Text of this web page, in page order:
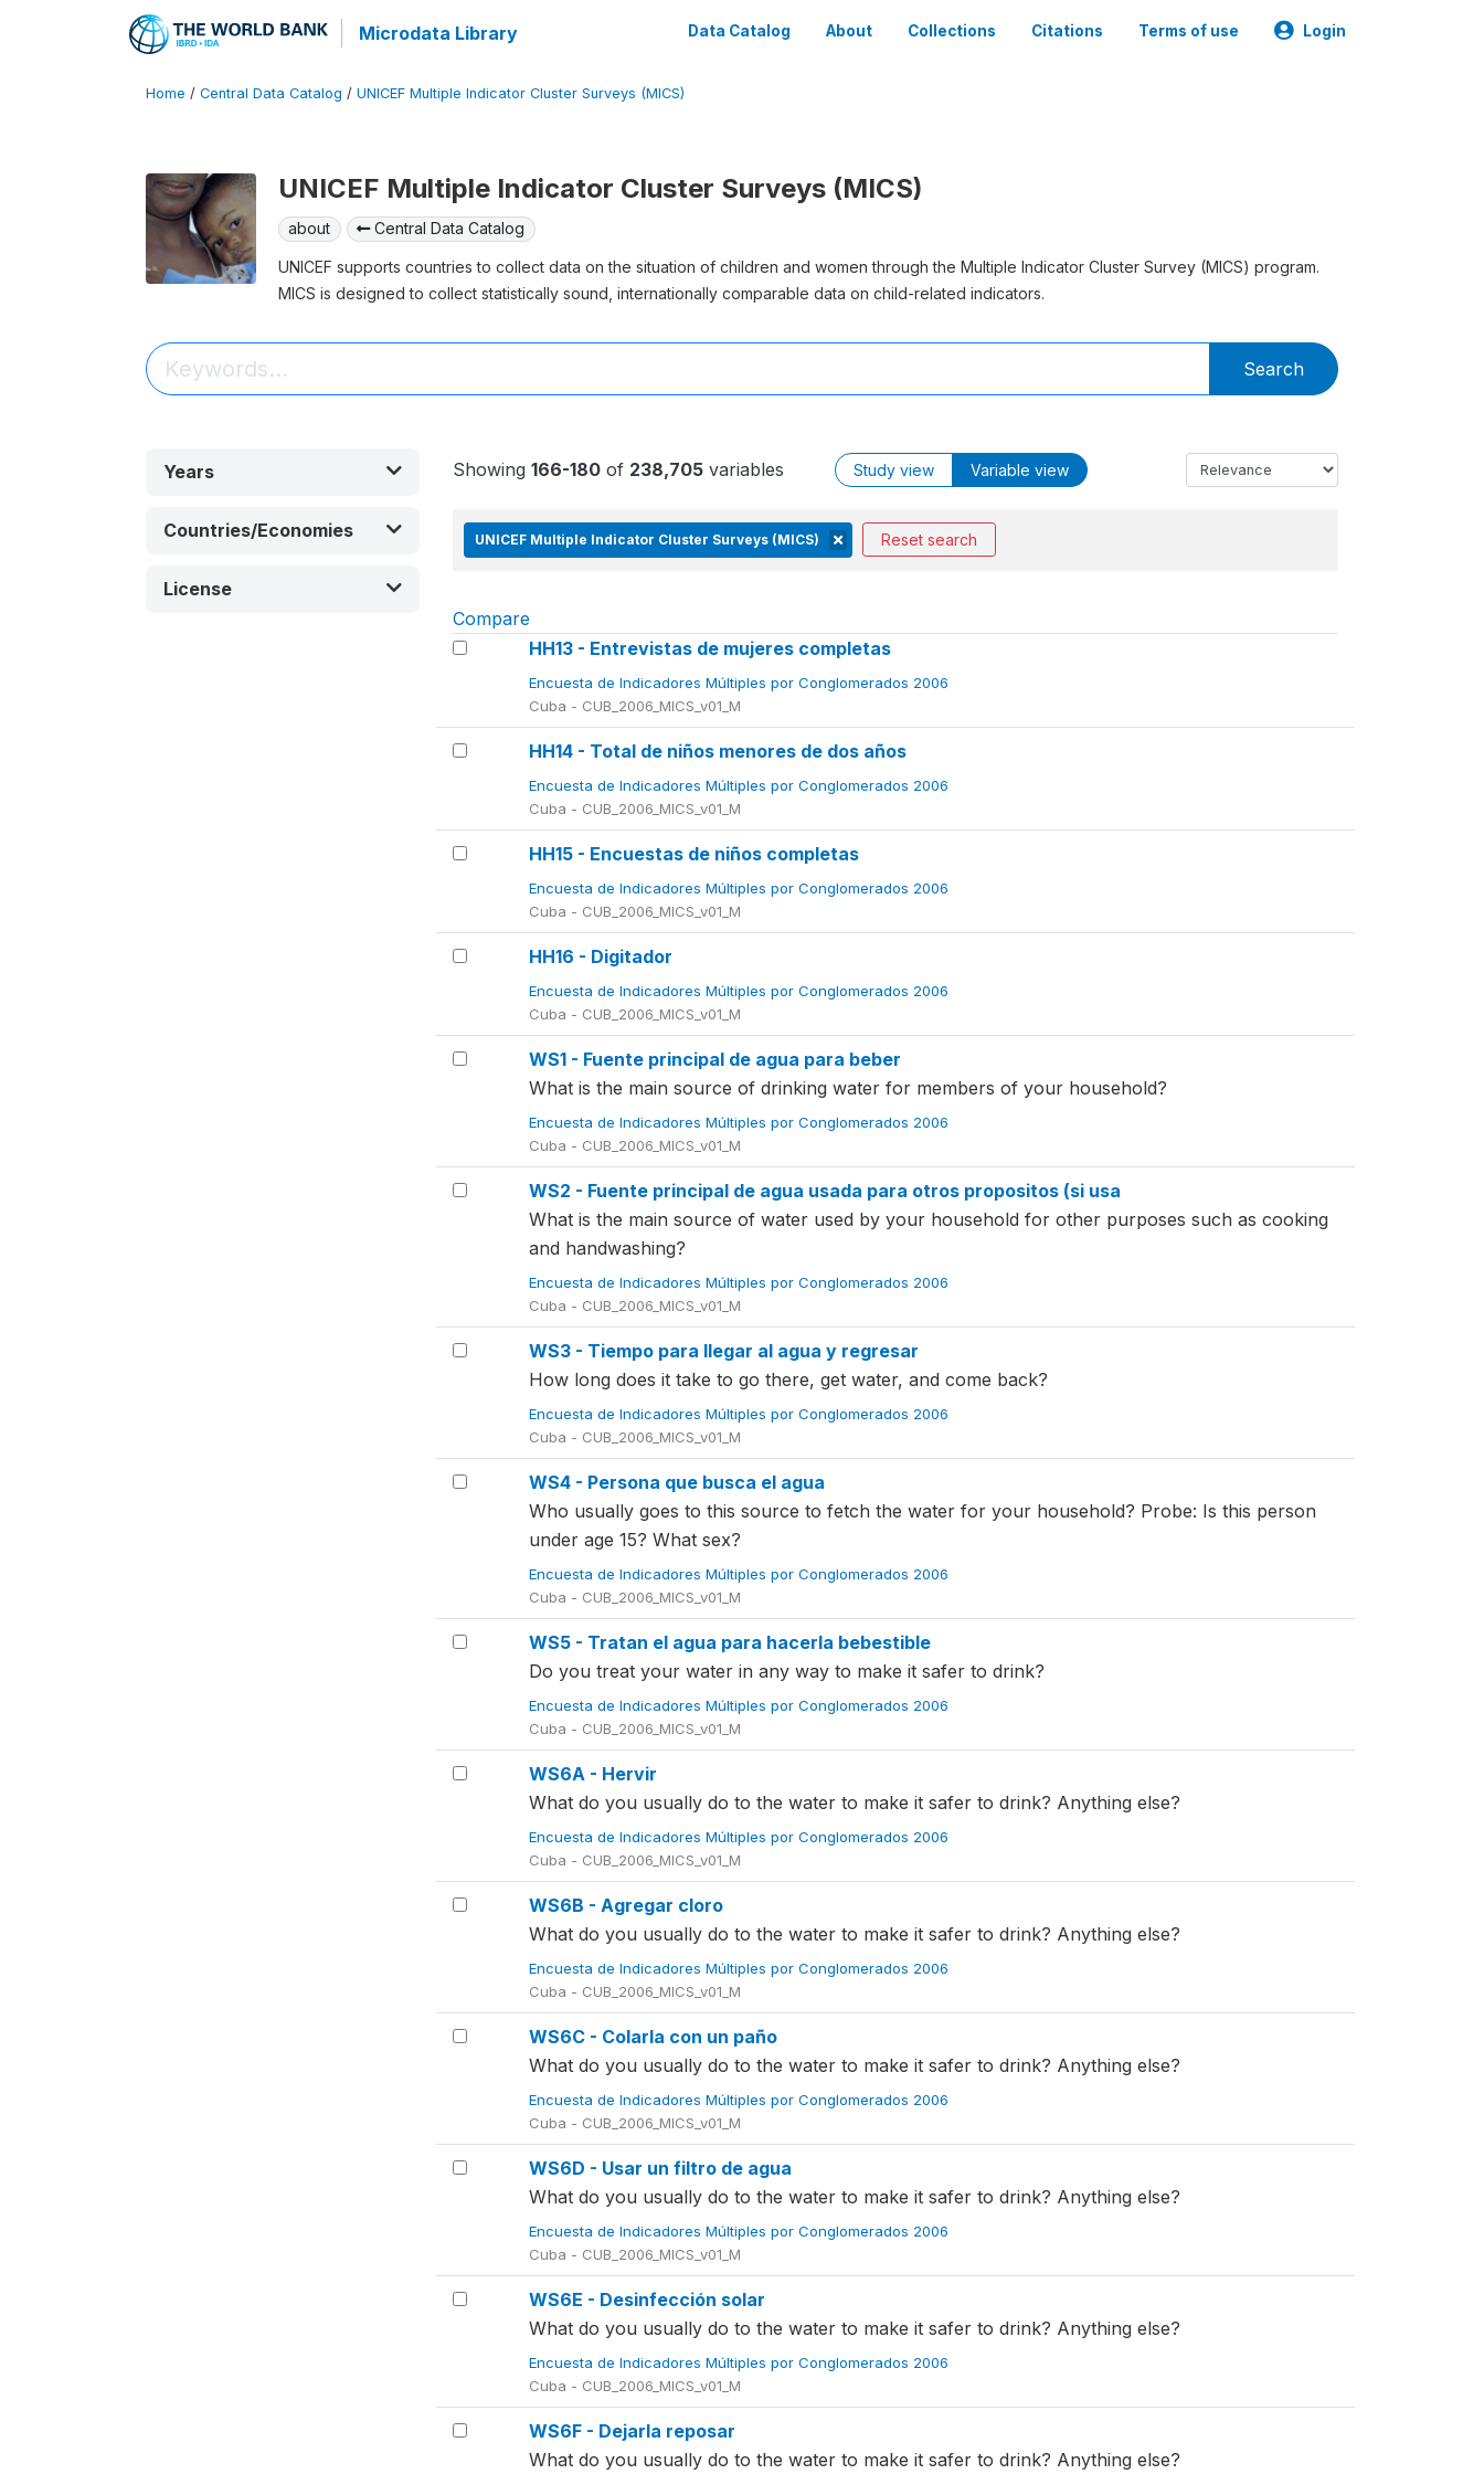
Microdata Library Data Catalog About Collections Citations Terms of use Login
Home / Central Data Catalog / UNICEF Multiple Indicator Cluster Surveys (MICS)
UNICEF Multiple Indicator Cluster Surveys (MICS)
about Central Data Catalog
UNICEF supports countries to collect data on the situation of children and women through the Multiple Indicator Cluster Survey (MICS) program.
MICS is designed to collect statistically sound, internationally comparable data on child-related indicators.
Search
Years
Countries/Economies
License
Showing 166-180of 238,705variables Study view Variable view
UNICEF Multiple Indicator Cluster Surveys (MICS) Reset search
Compare
HH13 - Entrevistas de mujeres completas
Encuesta de Indicadores Múltiples por Conglomerados 2006
Cuba - CUB_2006_MICS_v01_M
HH14 - Total de niños menores de dos años
Encuesta de Indicadores Múltiples por Conglomerados 2006
Cuba - CUB_2006_MICS_v01_M
HH15 - Encuestas de niños completas
Encuesta de Indicadores Múltiples por Conglomerados 2006
Cuba - CUB_2006_MICS_v01_M
HH16 - Digitador
Encuesta de Indicadores Múltiples por Conglomerados 2006
Cuba - CUB_2006_MICS_v01_M
WS1 - Fuente principal de agua para beber
What is the main source of drinking water for members of your household?
Encuesta de Indicadores Múltiples por Conglomerados 2006
Cuba - CUB_2006_MICS_v01_M
WS2 - Fuente principal de agua usada para otros propositos (si usa
What is the main source of water used by your household for other purposes such as cooking
and handwashing?
Encuesta de Indicadores Múltiples por Conglomerados 2006
Cuba - CUB_2006_MICS_v01_M
WS3 - Tiempo para llegar al agua y regresar
How long does it take to go there, get water, and come back?
Encuesta de Indicadores Múltiples por Conglomerados 2006
Cuba - CUB_2006_MICS_v01_M
WS4 - Persona que busca el agua
Who usually goes to this source to fetch the water for your household? Probe: Is this person
under age 15? What sex?
Encuesta de Indicadores Múltiples por Conglomerados 2006
Cuba - CUB_2006_MICS_v01_M
WS5 - Tratan el agua para hacerla bebestible
Do you treat your water in any way to make it safer to drink?
Encuesta de Indicadores Múltiples por Conglomerados 2006
Cuba - CUB_2006_MICS_v01_M
WS6A - Hervir
What do you usually do to the water to make it safer to drink? Anything else?
Encuesta de Indicadores Múltiples por Conglomerados 2006
Cuba - CUB_2006_MICS_v01_M
WS6B - Agregar cloro
What do you usually do to the water to make it safer to drink? Anything else?
Encuesta de Indicadores Múltiples por Conglomerados 2006
Cuba - CUB_2006_MICS_v01_M
WS6C - Colarla con un paño
What do you usually do to the water to make it safer to drink? Anything else?
Encuesta de Indicadores Múltiples por Conglomerados 2006
Cuba - CUB_2006_MICS_v01_M
WS6D - Usar un filtro de agua
What do you usually do to the water to make it safer to drink? Anything else?
Encuesta de Indicadores Múltiples por Conglomerados 2006
Cuba - CUB_2006_MICS_v01_M
WS6E - Desinfección solar
What do you usually do to the water to make it safer to drink? Anything else?
Encuesta de Indicadores Múltiples por Conglomerados 2006
Cuba - CUB_2006_MICS_v01_M
WS6F - Dejarla reposar
What do you usually do to the water to make it safer to drink? Anything else?